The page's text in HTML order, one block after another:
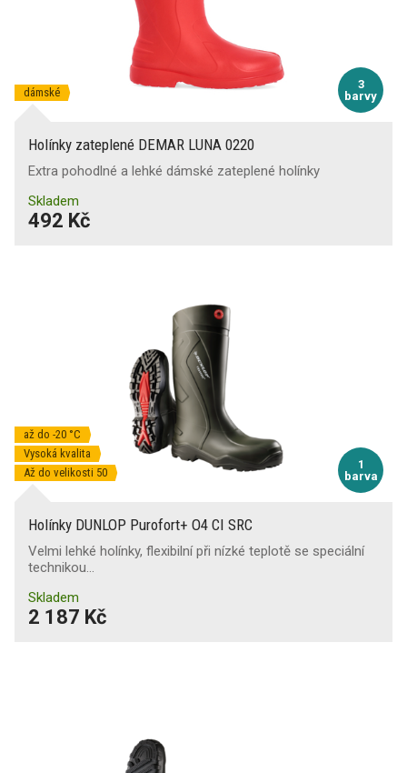
3
barvy
dámské
Holínky zateplené DEMAR LUNA 0220
Extra pohodlné a lehké dámské zateplené holínky
Skladem
492 Kč
1
barva
až do -20 °C
Vysoká kvalita
Až do velikosti 50
Holínky DUNLOP Purofort+ O4 CI SRC
Velmi lehké holínky, flexibilní při nízké teplotě se speciální
technikou…
Skladem
2 187 Kč